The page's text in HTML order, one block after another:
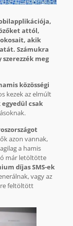
attól,
akik
Számukra
meg
közösségi
kezek az elmúlt
egyedül csak
azon vannak,
a hamis
már letöltötte
díjas SMS-ek
vagy az
feltöltött